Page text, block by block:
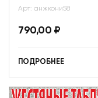
Арт: анжкони58
790,00 ₽
ПОДРОБНЕЕ